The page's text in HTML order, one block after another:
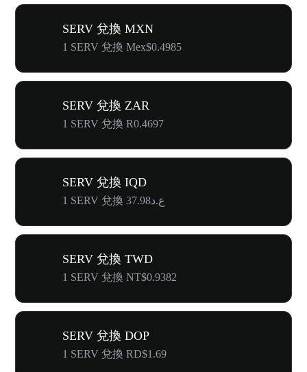
SERV 兌換 MXN
1 SERV 兌換 Mex$0.4985
SERV 兌換 ZAR
1 SERV 兌換 R0.4697
SERV 兌換 IQD
1 SERV 兌換 ع.د37.98
SERV 兌換 TWD
1 SERV 兌換 NT$0.9382
SERV 兌換 DOP
1 SERV 兌換 RD$1.69